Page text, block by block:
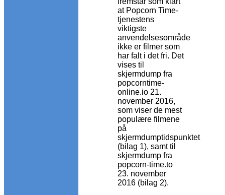
at Popcorn Time-
tjenestens
viktigste
anvendelsesområde
ikke er filmer som
har falt i det fri. Det
vises til
skjermdump fra
popcorntime-
online.io 21.
november 2016,
som viser de mest
populære filmene
på
skjermdumptidspunktet
(bilag 1), samt til
skjermdump fra
popcorn-time.to
23. november
2016 (bilag 2).